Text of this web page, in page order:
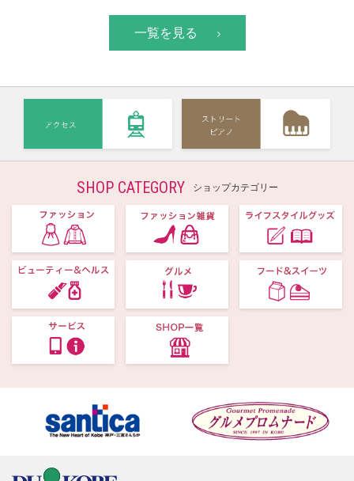
一覧を見る
SHOP CATEGORY ショップカテゴリー